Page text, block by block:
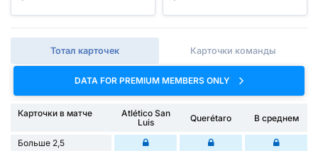
Тотал карточек Карточки команды
DATA FOR PREMIUM MEMBERS ONLY
Карточки в матче
Atlético San
Luis
Querétaro В среднем
Больше 2,5